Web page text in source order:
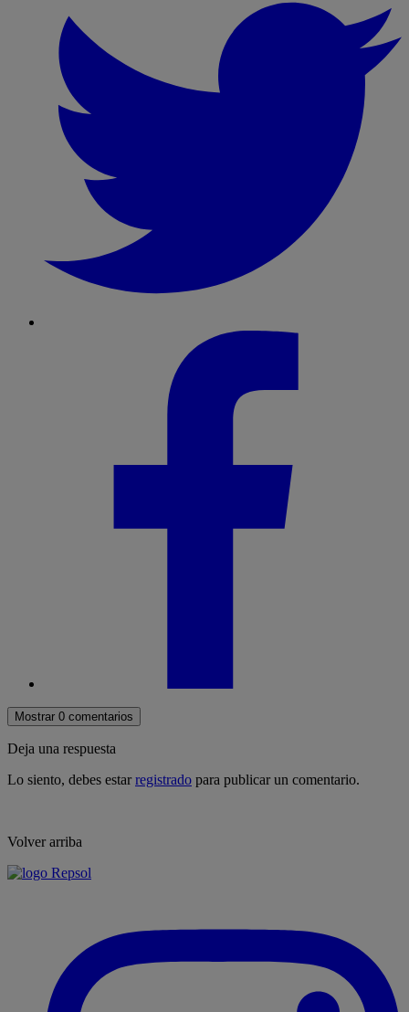
Mostrar 0 comentarios
Deja una respuesta
Lo siento, debes estarregistrado para publicar un comentario.
Volver arriba